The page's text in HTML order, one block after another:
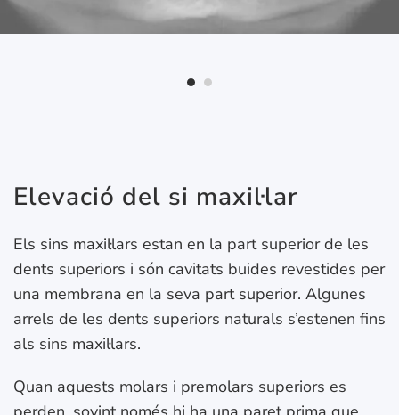
Elevació del si maxil·lar
Els sins maxil·lars estan en la part superior de les
dents superiors i són cavitats buides revestides per
una membrana en la seva part superior. Algunes
arrels de les dents superiors naturals s’estenen fins
als sins maxil·lars.
Quan aquests molars i premolars superiors es